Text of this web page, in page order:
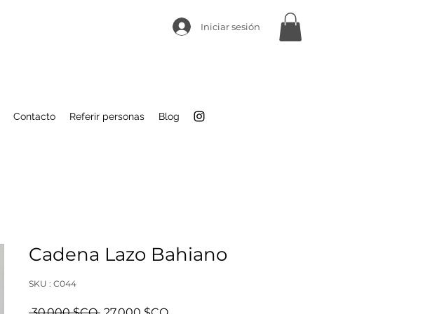
Iniciar sesión
Contacto Referir personas Blog
Cadena Lazo Bahiano
SKU : C044